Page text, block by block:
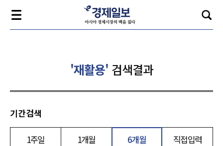
'재활용' 검색결과
기간검색
1주일 1개월 6개월 직접입력